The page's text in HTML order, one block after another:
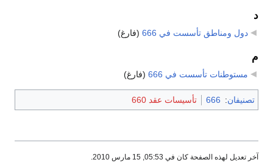
د
دول ومناطق تأسست في 666 (فارغ)
م
مستوطنات تأسست في 666 (فارغ)
تصنيفان:
666 تأسيسات عقد 660
آخر تعديل لهذه الصفحة كان في 05:53, 15 مارس 2010.